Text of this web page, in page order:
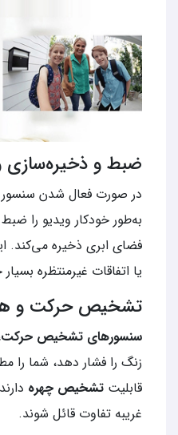
ضبط و ذخیره‌سازی
در صورت فعال شدن سنسور
به‌طور خودکار ویدیو را
فضای ابری ذخیره می‌کند.
یا اتفاقات غیرمنتظره
تشخیص حرکت و
سنسورهای تشخیص حرکت
زنگ را فشار دهد، شما را
قابلیت تشخیص چهره
غریبه تفاوت قائل شوند.